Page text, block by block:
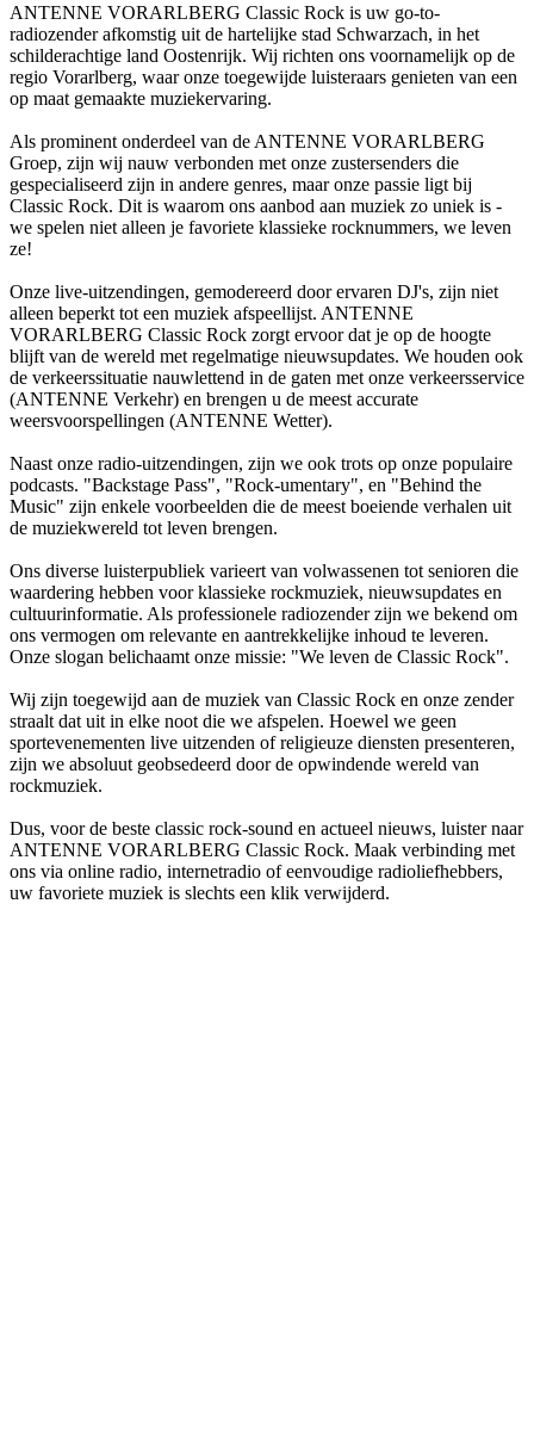
ANTENNE VORARLBERG Classic Rock is uw go-to-
radiozender afkomstig uit de hartelijke stad Schwarzach, in het
schilderachtige land Oostenrijk. Wij richten ons voornamelijk op de
regio Vorarlberg, waar onze toegewijde luisteraars genieten van een
op maat gemaakte muziekervaring.
Als prominent onderdeel van de ANTENNE VORARLBERG
Groep, zijn wij nauw verbonden met onze zustersenders die
gespecialiseerd zijn in andere genres, maar onze passie ligt bij
Classic Rock. Dit is waarom ons aanbod aan muziek zo uniek is -
we spelen niet alleen je favoriete klassieke rocknummers, we leven
ze!
Onze live-uitzendingen, gemodereerd door ervaren DJ's, zijn niet
alleen beperkt tot een muziek afspeellijst. ANTENNE
VORARLBERG Classic Rock zorgt ervoor dat je op de hoogte
blijft van de wereld met regelmatige nieuwsupdates. We houden ook
de verkeerssituatie nauwlettend in de gaten met onze verkeersservice
(ANTENNE Verkehr) en brengen u de meest accurate
weersvoorspellingen (ANTENNE Wetter).
Naast onze radio-uitzendingen, zijn we ook trots op onze populaire
podcasts. "Backstage Pass", "Rock-umentary", en "Behind the
Music" zijn enkele voorbeelden die de meest boeiende verhalen uit
de muziekwereld tot leven brengen.
Ons diverse luisterpubliek varieert van volwassenen tot senioren die
waardering hebben voor klassieke rockmuziek, nieuwsupdates en
cultuurinformatie. Als professionele radiozender zijn we bekend om
ons vermogen om relevante en aantrekkelijke inhoud te leveren.
Onze slogan belichaamt onze missie: "We leven de Classic Rock".
Wij zijn toegewijd aan de muziek van Classic Rock en onze zender
straalt dat uit in elke noot die we afspelen. Hoewel we geen
sportevenementen live uitzenden of religieuze diensten presenteren,
zijn we absoluut geobsedeerd door de opwindende wereld van
rockmuziek.
Dus, voor de beste classic rock-sound en actueel nieuws, luister naar
ANTENNE VORARLBERG Classic Rock. Maak verbinding met
ons via online radio, internetradio of eenvoudige radioliefhebbers,
uw favoriete muziek is slechts een klik verwijderd.